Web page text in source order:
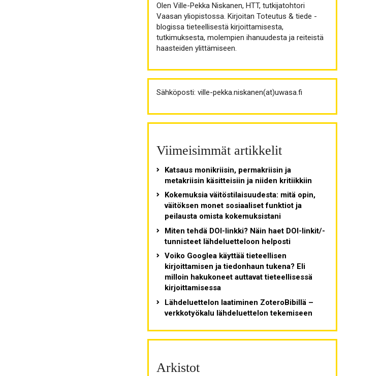
Olen Ville-Pekka Niskanen, HTT, tutkijatohtori
Vaasan yliopistossa. Kirjoitan Toteutus & tiede -
blogissa tieteellisestä kirjoittamisesta,
tutkimuksesta, molempien ihanuudesta ja reiteistä
haasteiden ylittämiseen.
Sähköposti: ville-pekka.niskanen(at)uwasa.fi
Viimeisimmät artikkelit
Katsaus monikriisin, permakriisin ja
metakriisin käsitteisiin ja niiden kritiikkiin
Kokemuksia väitöstilaisuudesta: mitä opin,
väitöksen monet sosiaaliset funktiot ja
peilausta omista kokemuksistani
Miten tehdä DOI-linkki? Näin haet DOI-linkit/-
tunnisteet lähdeluetteloon helposti
Voiko Googlea käyttää tieteellisen
kirjoittamisen ja tiedonhaun tukena? Eli
milloin hakukoneet auttavat tieteellisessä
kirjoittamisessa
Lähdeluettelon laatiminen ZoteroBibillä –
verkkotyökalu lähdeluettelon tekemiseen
Arkistot